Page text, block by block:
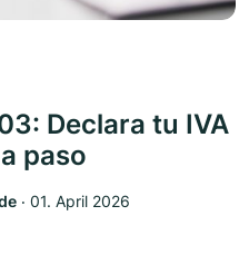
Declara tu IVA
paso
‧ 01. April 2026